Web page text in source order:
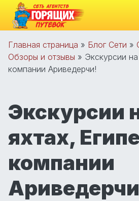
Главная страница » Блог Сети »
Обзоры и отзывы » Экскурсии
компании Ариведерчи!
Экскурсии
яхтах,
компании